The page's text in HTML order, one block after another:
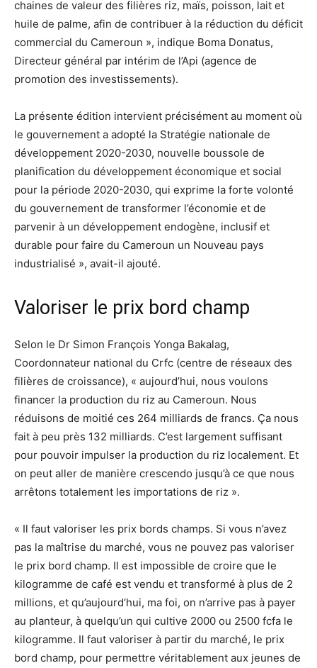
chaines de valeur des filières riz, maïs, poisson, lait et
huile de palme, afin de contribuer à la réduction du déficit
commercial du Cameroun », indique Boma Donatus,
Directeur général par intérim de l’Api (agence de
promotion des investissements).
La présente édition intervient précisément au moment où
le gouvernement a adopté la Stratégie nationale de
développement 2020-2030, nouvelle boussole de
planification du développement économique et social
pour la période 2020-2030, qui exprime la forte volonté
du gouvernement de transformer l’économie et de
parvenir à un développement endogène, inclusif et
durable pour faire du Cameroun un Nouveau pays
industrialisé », avait-il ajouté.
Valoriser le prix bord champ
Selon le Dr Simon François Yonga Bakalag,
Coordonnateur national du Crfc (centre de réseaux des
filières de croissance), « aujourd’hui, nous voulons
financer la production du riz au Cameroun. Nous
réduisons de moitié ces 264 milliards de francs. Ça nous
fait à peu près 132 milliards. C’est largement suffisant
pour pouvoir impulser la production du riz localement. Et
on peut aller de manière crescendo jusqu’à ce que nous
arrêtons totalement les importations de riz ».
« Il faut valoriser les prix bords champs. Si vous n’avez
pas la maîtrise du marché, vous ne pouvez pas valoriser
le prix bord champ. Il est impossible de croire que le
kilogramme de café est vendu et transformé à plus de 2
millions, et qu’aujourd’hui, ma foi, on n’arrive pas à payer
au planteur, à quelqu’un qui cultive 2000 ou 2500 fcfa le
kilogramme. Il faut valoriser à partir du marché, le prix
bord champ, pour permettre véritablement aux jeunes de